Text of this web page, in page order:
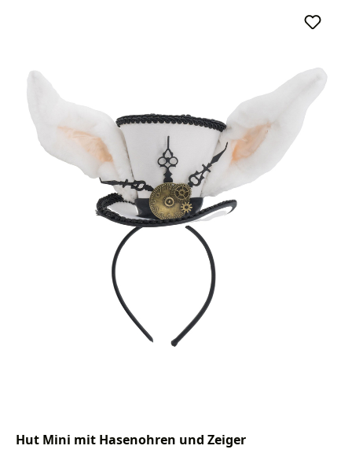
Hut Mini mit Hasenohren und Zeiger